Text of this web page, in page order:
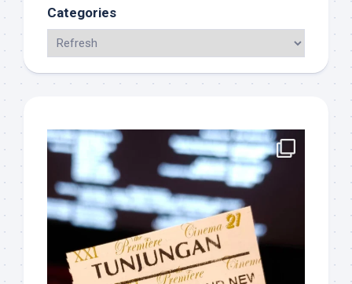
Categories